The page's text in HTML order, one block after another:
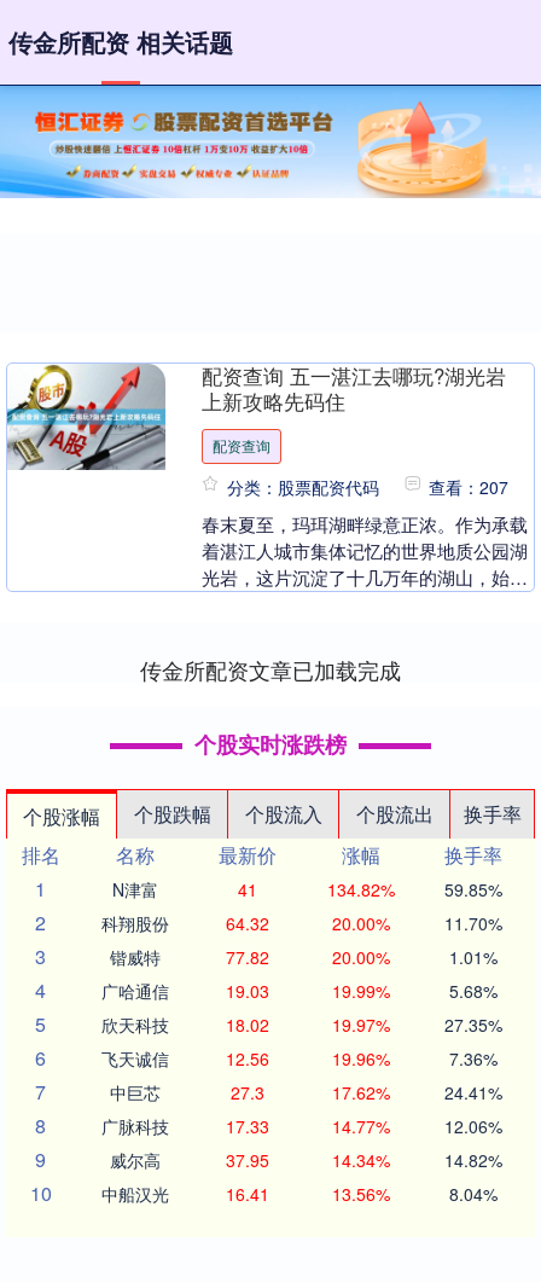
传金所配资 相关话题
配资查询 五一湛江去哪玩?湖光岩
上新攻略先码住
配资查询
分类：股票配资代码 查看：207
春末夏至，玛珥湖畔绿意正浓。作为承载
着湛江人城市集体记忆的世界地质公园湖
光岩，这片沉淀了十几万年的湖山，始终
传金所配资文章已加载完成
个股实时涨跌榜
个股涨幅 个股跌幅 个股流入 个股流出
换手率
排名
名称 最新价 涨幅
换手率
1
N津富 41 134.82% 59.85%
2 科翔股份 64.32 20.00% 11.70%
3 锴威特 77.82 20.00% 1.01%
4 广哈通信 19.03 19.99% 5.68%
5 欣天科技 18.02 19.97% 27.35%
6 飞天诚信 12.56 19.96% 7.36%
7 中巨芯 27.3 17.62% 24.41%
8 广脉科技 17.33 14.77% 12.06%
9 威尔高 37.95 14.34% 14.82%
10 中船汉光 16.41 13.56% 8.04%